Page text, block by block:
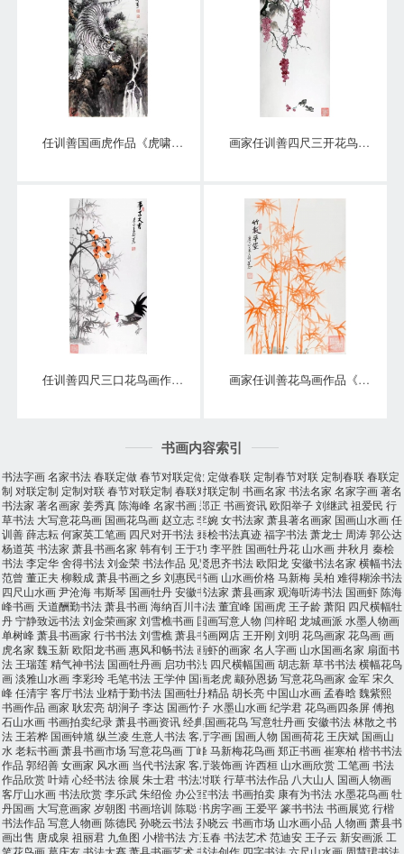
任训善国画虎作品《虎啸泉鸣》四尺整张真迹 画家任训善四尺三开花鸟画作品《硕果》
任训善四尺三口花鸟画作品《事事大吉》 画家任训善花鸟画作品《竹报平安》
书画内容索引
书法字画名家书法春联定做春节对联定做 定做春联 定制春节对联 定制春联春联定
制 对联定制 定制对联春节对联定制 春联对联定制 书画名家 书法名家 名家字画著名
书法家 著名画家 姜秀真陈海峰名家书画郑正 书画资讯欧阳举子刘继武祖爱民 行
草书法 大写意花鸟画 国画花鸟画 赵立志李婉 女书法家 萧县著名画家 国画山水画任
训善薛志耘何家英工笔画 四尺对开书法秦桧书法真迹福字书法萧龙士 周涛郭公达
杨道英书法家 萧县书画名家 韩有钊 王于功 李平胜 国画牡丹花 山水画井秋月 秦桧
书法李定华舍得书法刘金荣书法作品 见贤思齐书法欧阳龙安徽书法名家 横幅书法
范曾 董正夫 柳毅成萧县书画之乡刘惠民书画 山水画价格马新梅吴柏 难得糊涂书法
四尺山水画尹沧海韦斯琴 国画牡丹安徽书法家 萧县画家 观海听涛书法 国画虾陈海
峰书画 天道酬勤书法萧县书画海纳百川书法董宜峰 国画虎 王子龄萧阳 四尺横幅牡
丹宁静致远书法刘金荣画家 刘雪樵书画 国画写意人物 闫梓昭 龙城画派 水墨人物画
单树峰萧县书画家 行书书法刘雪樵萧县书画网店 王开刚刘明 花鸟画家 花鸟画画
虎名家 魏玉新欧阳龙书画惠风和畅书法画虾的画家 名人字画 山水国画名家 扇面书
法 王瑞莲精气神书法 国画牡丹画 启功书法 四尺横幅国画胡志新草书书法横幅花鸟
画淡雅山水画李彩玲毛笔书法 王学仲 国画老虎颛孙恩扬 写意花鸟画家 金军宋久
峰任清宇客厅书法业精于勤书法 国画牡丹精品 胡长亮中国山水画孟春晗魏紫熙
书画作品 画家 耿宏亮胡涧子李达 国画竹子水墨山水画纪学君花鸟画四条屏傅抱
石山水画书画拍卖纪录萧县书画资讯经典国画花鸟写意牡丹画安徽书法林散之书
法 王若桦 国画钟馗纵兰凌 生意人书法客厅字画 国画人物 国画荷花 王庆斌 国画山
水 老耘书画萧县书画市场 写意花鸟画丁峰马新梅花鸟画郑正书画崔寒柏 楷书书法
作品 郭绍善女画家 风水画 当代书法家 客厅装饰画许西桓 山水画欣赏 工笔画书法
作品欣赏叶靖心经书法徐展 朱士君书法对联行草书法作品 八大山人 国画人物画
客厅山水画书法欣赏李乐武朱绍俭 办公室书法书画拍卖 康有为书法水墨花鸟画牡
丹国画 大写意画家 岁朝图 书画培训 陈聪书房字画 王爱平篆书书法书画展览行楷
书法作品 写意人物画陈德民 孙晓云书法孙晓云 书画市场 山水画小品 人物画萧县书
画出售 唐成泉 祖丽君 九鱼图 小楷书法方玉春书法艺术范迪安 王子云 新安画派 工